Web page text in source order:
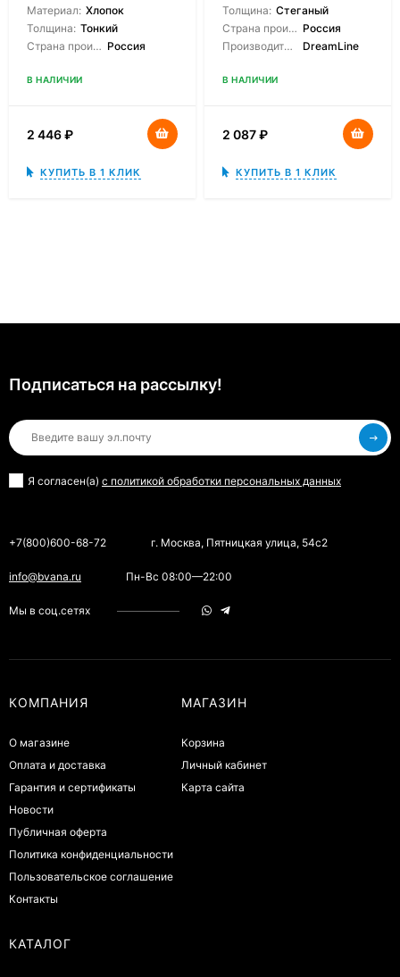
Материал: Хлопок
Толщина: Тонкий
Страна производитель: Россия
В НАЛИЧИИ
2 446₽
КУПИТЬ В 1 КЛИК
Толщина: Стеганый
Страна производитель: Россия
Производитель:
DreamLine
В НАЛИЧИИ
2 087₽
КУПИТЬ В 1 КЛИК
Подписаться на рассылкy!
Я согласен(a) с политикой обработки персональных данных
+7(800)600-68-72 г. Москва, Пятницкая улица, 54с2
info@bvana.ru Пн-Вс 08:00—22:00
Мы в соц.сетях
КОМПАНИЯ
О магазине
Оплата и доставка
Гарантия и сертификаты
Новости
Публичная оферта
Политика конфиденциальности
Пользовательское соглашение
Контакты
МАГАЗИН
Корзина
Личный кабинет
Карта сайта
КАТАЛОГ